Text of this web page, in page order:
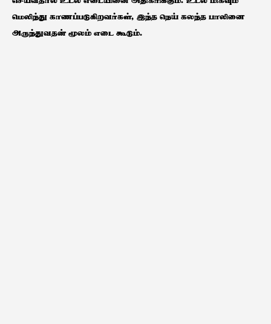
மெலிந்து காணப்படுகிறவர்கள், இந்த நெய் கலந்த பாலினை
அருந்துவதன் மூலம் எடை கூடும்.